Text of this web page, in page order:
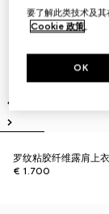
罗纹粘胶纤维露肩上衣
€ 1.700
要了解此类技术及
Cookie 政策。
OK